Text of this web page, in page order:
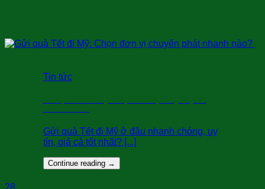
Tin tức
Gửi quà Tết đi Mỹ ở đâu nhanh chóng, uy
tín, giá cả tốt nhất? [...]
Continue reading →